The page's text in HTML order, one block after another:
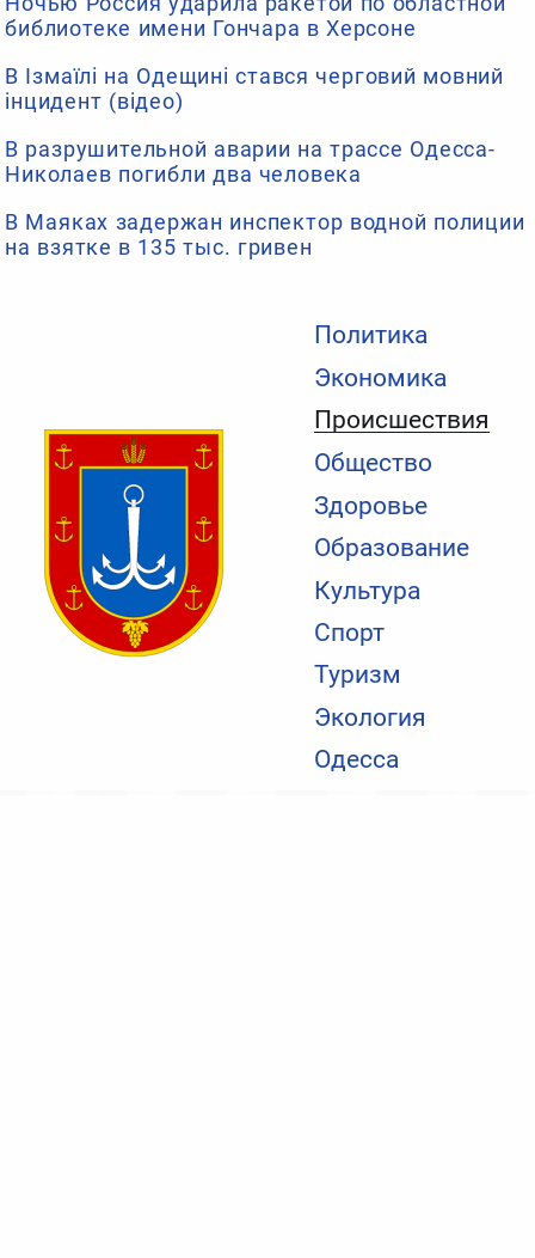
Политика
Экономика
Происшествия
Общество
Здоровье
Образование
Культура
Спорт
Туризм
Экология
Одесса
библиотеке имени Гончара в Херсоне
В Ізмаїлі на Одещині стався черговий мовний
інцидент (відео)
В разрушительной аварии на трассе Одесса-
Николаев погибли два человека
В Маяках задержан инспектор водной полиции
на взятке в 135 тыс. гривен